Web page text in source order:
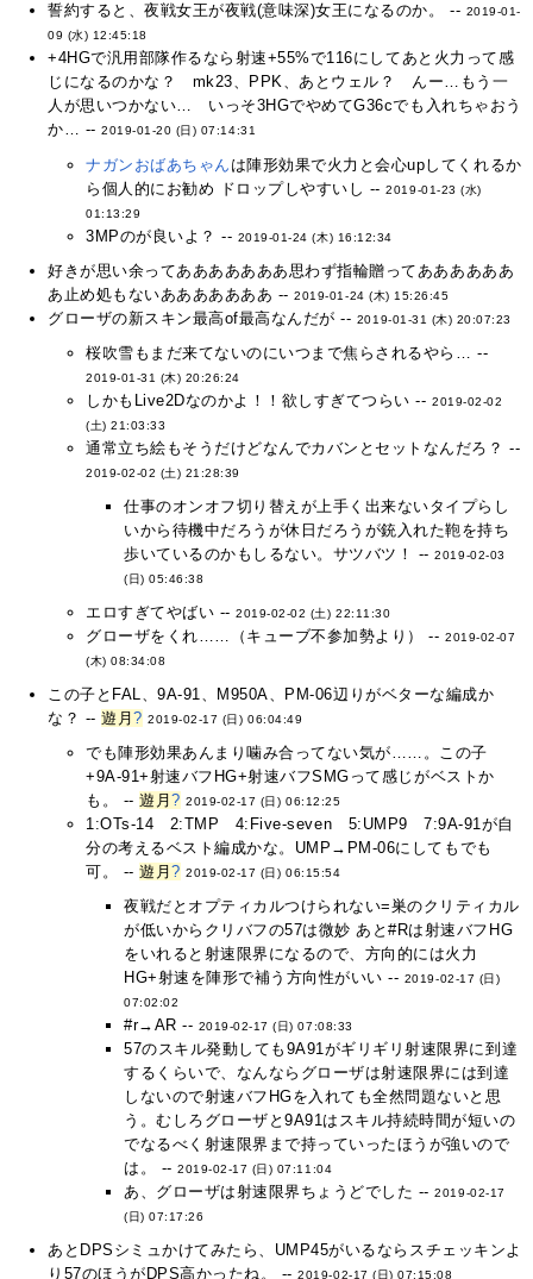
誓約すると、夜戦女王が夜戦(意味深)女王になるのか。 -- 2019-01-
09 (水) 12:45:18
+4HGで汎用部隊作るなら射速+55%で116にしてあと火力って感
じになるのかな？ mk23、PPK、あとウェル？ んー…もう一
人が思いつかない… いっそ3HGでやめてG36cでも入れちゃおう
か… --2019-01-20 (日) 07:14:31
ナガンおばあちゃん は陣形効果で火力と会心upしてくれるか
ら個人的にお勧め ドロップしやすいし --2019-01-23 (水)
01:13:29
3MPのが良いよ？ -- 2019-01-24 (木) 16:12:34
好きが思い余ってあああああああ思わず指輪贈ってああああああ
あ止め処もないあああああああ --2019-01-24 (木) 15:26:45
グローザの新スキン最高of最高なんだが -- 2019-01-31 (木) 20:07:23
桜吹雪もまだ来てないのにいつまで焦らされるやら… --
2019-01-31 (木) 20:26:24
しかもLive2Dなのかよ！！欲しすぎてつらい --2019-02-02
(土) 21:03:33
通常立ち絵もそうだけどなんでカバンとセットなんだろ？ --
2019-02-02 (土) 21:28:39
仕事のオンオフ切り替えが上手く出来ないタイプらし
いから待機中だろうが休日だろうが銃入れた鞄を持ち
歩いているのかもしるない。サツバツ！ --2019-02-03
(日) 05:46:38
エロすぎてやばい --2019-02-02 (土) 22:11:30
グローザをくれ……（キューブ不参加勢より） -- 2019-02-07
(木) 08:34:08
この子とFAL、9A-91、M950A、PM-06辺りがベターな編成か
な？ --遊月? 2019-02-17 (日) 06:04:49
でも陣形効果あんまり噛み合ってない気が……。この子
+9A-91+射速バフHG+射速バフSMGって感じがベストか
も。 --遊月? 2019-02-17 (日) 06:12:25
1:OTs-14 2:TMP 4:Five-seven 5:UMP9 7:9A-91が自
分の考えるベスト編成かな。UMP→PM-06にしてもでも
可。 --遊月? 2019-02-17 (日) 06:15:54
夜戦だとオプティカルつけられない=巣のクリティカル
が低いからクリバフの57は微妙 あと#Rは射速バフHG
をいれると射速限界になるので、方向的には火力
HG+射速を陣形で補う方向性がいい -- 2019-02-17 (日)
07:02:02
#r→AR -- 2019-02-17 (日) 07:08:33
57のスキル発動しても9A91がギリギリ射速限界に到達
するくらいで、なんならグローザは射速限界には到達
しないので射速バフHGを入れても全然問題ないと思
う。むしろグローザと9A91はスキル持続時間が短いの
でなるべく射速限界まで持っていったほうが強いので
は。 --2019-02-17 (日) 07:11:04
あ、グローザは射速限界ちょうどでした --2019-02-17
(日) 07:17:26
あとDPSシミュかけてみたら、UMP45がいるならスチェッキンよ
り57のほうがDPS高かったね。 --2019-02-17 (日) 07:15:08